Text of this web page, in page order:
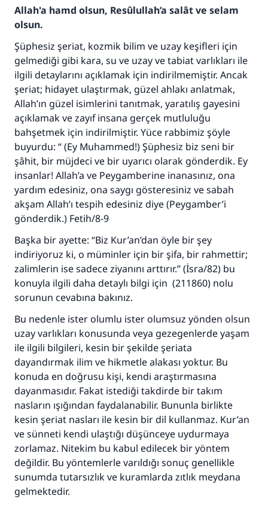
Allah'a hamd olsun, Resûlullah’a salât ve selam
olsun.
Şüphesiz şeriat, kozmik bilim ve uzay keşifleri için
gelmediği gibi kara, su ve uzay ve tabiat varlıkları ile
ilgili detaylarını açıklamak için indirilmemiştir. Ancak
şeriat; hidayet ulaştırmak, güzel ahlakı anlatmak,
Allah’ın güzel isimlerini tanıtmak, yaratılış gayesini
açıklamak ve zayıf insana gerçek mutluluğu
bahşetmek için indirilmiştir. Yüce rabbimiz şöyle
buyurdu: “ (Ey Muhammed!) Şüphesiz biz seni bir
şâhit, bir müjdeci ve bir uyarıcı olarak gönderdik. Ey
insanlar! Allah’a ve Peygamberine inanasınız, ona
yardım edesiniz, ona saygı gösteresiniz ve sabah
akşam Allah’ı tespih edesiniz diye (Peygamber’i
gönderdik.) Fetih/8-9
Başka bir ayette: “Biz Kur’an’dan öyle bir şey
indiriyoruz ki, o müminler için bir şifa, bir rahmettir;
zalimlerin ise sadece ziyanını arttırır.” (İsra/82) bu
konuyla ilgili daha detaylı bilgi için (211860) nolu
sorunun cevabına bakınız.
Bu nedenle ister olumlu ister olumsuz yönden olsun
uzay varlıkları konusunda veya gezegenlerde yaşam
ile ilgili bilgileri, kesin bir şekilde şeriata
dayandırmak ilim ve hikmetle alakası yoktur. Bu
konuda en doğrusu kişi, kendi araştırmasına
dayanmasıdır. Fakat istediği takdirde bir takım
nasların ışığından faydalanabilir. Bununla birlikte
kesin şeriat nasları ile kesin bir dil kullanmaz. Kur’an
ve sünneti kendi ulaştığı düşünceye uydurmaya
zorlamaz. Nitekim bu kabul edilecek bir yöntem
değildir. Bu yöntemlerle varıldığı sonuç genellikle
sunumda tutarsızlık ve kuramlarda zıtlık meydana
gelmektedir.
110845 Nolu Cevap, bir evliliği
kurtardı.
Ümmete cevapları ulaştırmak için bizi destekle
Rasulullah ﷺ şöyle dedi:
Her kim bir hayra yol gösterirse , hayrı yapan
kişinin sevabı kadar ona sevap yazılır.